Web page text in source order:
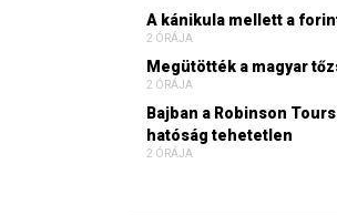
A kánikula mellett a
2 ÓRÁJA
Megütötték a magyar
2 ÓRÁJA
Bajban a Robinson
hatóság tehetetlen
2 ÓRÁJA